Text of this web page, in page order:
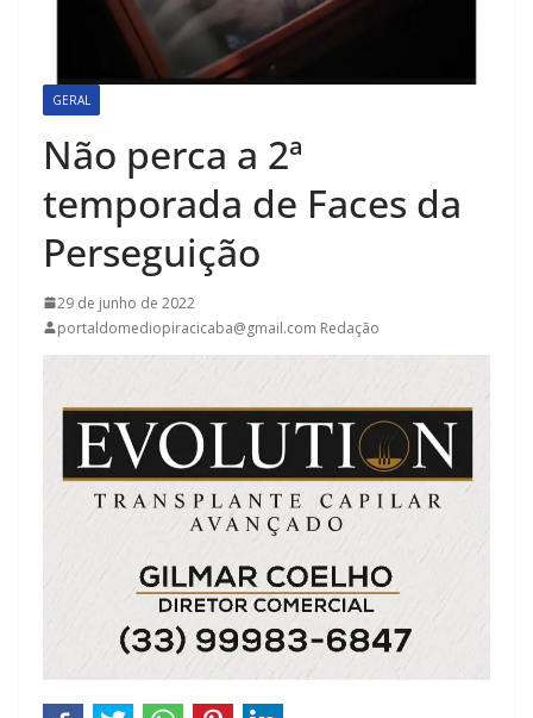
GERAL
Não perca a 2ª
temporada de Faces da
Perseguição
29 de junho de 2022
portaldomediopiracicaba@gmail.com Redação